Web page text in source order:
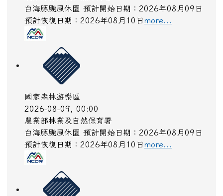
白海豚颱風休園 預計開始日期：2026年08月09日
預計恢復日期：2026年08月10日more...
國家森林遊樂區
2026-08-09, 00:00
農業部林業及自然保育署
白海豚颱風休園 預計開始日期：2026年08月09日
預計恢復日期：2026年08月10日more...